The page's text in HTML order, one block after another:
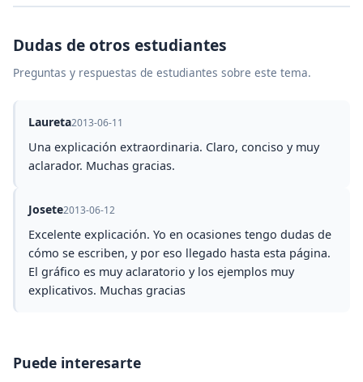
Dudas de otros estudiantes
Preguntas y respuestas de estudiantes sobre este tema.
Laureta2013-06-11
Una explicación extraordinaria. Claro, conciso y muy
aclarador. Muchas gracias.
Josete2013-06-12
Excelente explicación. Yo en ocasiones tengo dudas de
cómo se escriben, y por eso llegado hasta esta página.
El gráfico es muy aclaratorio y los ejemplos muy
explicativos. Muchas gracias
Puede interesarte